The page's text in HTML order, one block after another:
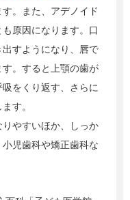
。また、アデノイド
原因になります。口
すようになり、唇で
。すると上顎の歯が
をくり返す、さらに
す。
やすいほか、しっか
児歯科や矯正歯科な